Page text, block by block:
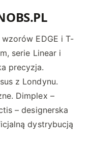
EDGE i T-
serie Linear i
precyzja.
z Londynu.
Dimplex –
– designerska
dystrybucją